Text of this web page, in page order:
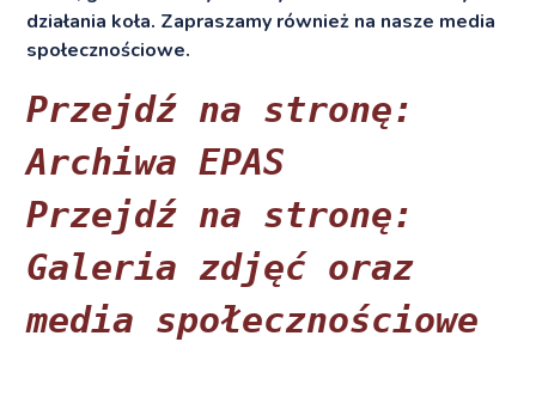
działania koła. Zapraszamy również na nasze media
społecznościowe.
Przejdź na stronę:
Archiwa EPAS
Przejdź na stronę:
Galeria zdjęć oraz
media społecznościowe